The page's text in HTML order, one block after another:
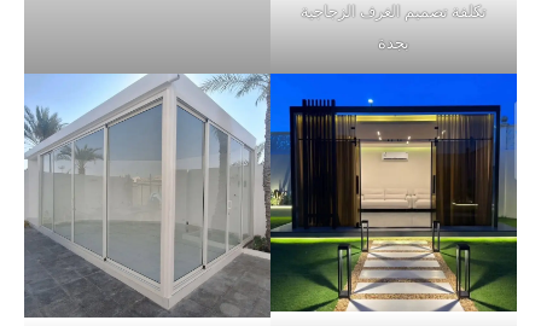
تكلفة تصميم الغرف الزجاجية
بجدة